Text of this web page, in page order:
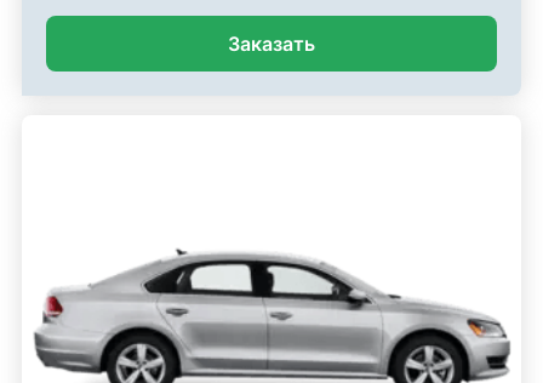
Заказать